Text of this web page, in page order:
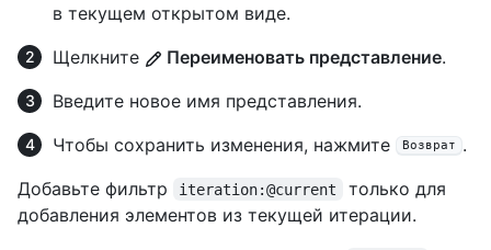
в текущем открытом виде.
Щелкните
Переименовать представление.
Введите новое имя представления.
Чтобы сохранить изменения, нажмите
Возврат
.
Добавьте фильтр
iteration:@current
только для
добавления элементов из текущей итерации.